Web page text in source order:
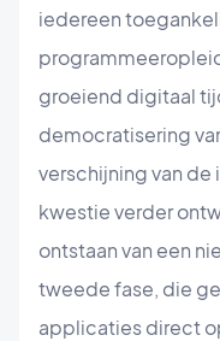
iedereen
groeiend digitaal
democratisering
verschijning van de
kwestie verder
ontstaan van een
tweede fase, die
applicaties direct